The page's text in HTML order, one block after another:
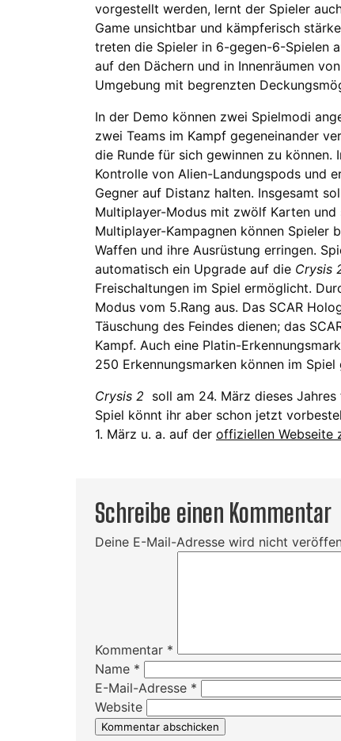
vorgestellt werden, lernt der Spieler
Game unsichtbar und kämpferisch
treten die Spieler in 6-gegen-6-Spielen
auf den Dächern und in Innenräumen
Umgebung mit begrenzten
In der Demo können zwei Spielmodi
zwei Teams im Kampf gegeneinander
die Runde für sich gewinnen zu können.
Kontrolle von Alien-Landungspods und
Gegner auf Distanz halten. Insgesamt
Multiplayer-Modus mit zwölf Karten
Multiplayer-Kampagnen können Spieler
Waffen und ihre Ausrüstung erringen.
automatisch ein Upgrade auf die Crysis
Freischaltungen im Spiel ermöglicht.
Modus vom 5.Rang aus. Das SCAR
Täuschung des Feindes dienen; das
Kampf. Auch eine Platin-
250 Erkennungsmarken können im
Crysis 2 soll am 24. März dieses
Spiel könnt ihr aber schon jetzt
1. März u. a. auf der offiziellen Webseite
Schreibe einen Kommentar
Deine E-Mail-Adresse wird nicht
Kommentar *
Name *
E-Mail-Adresse *
Website